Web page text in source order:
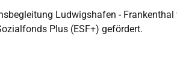
Ludwigshafen -
Plus (ESF+) gefördert.